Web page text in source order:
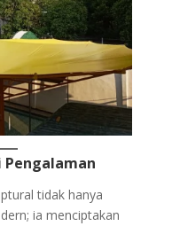
tidak hanya
ia menciptakan